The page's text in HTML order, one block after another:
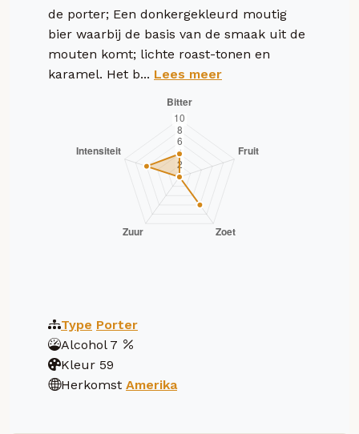
de porter; Een donkergekleurd moutig
bier waarbij de basis van de smaak uit de
mouten komt; lichte roast-tonen en
karamel. Het b... Lees meer
Type Porter
Alcohol 7
Kleur 59
Herkomst Amerika